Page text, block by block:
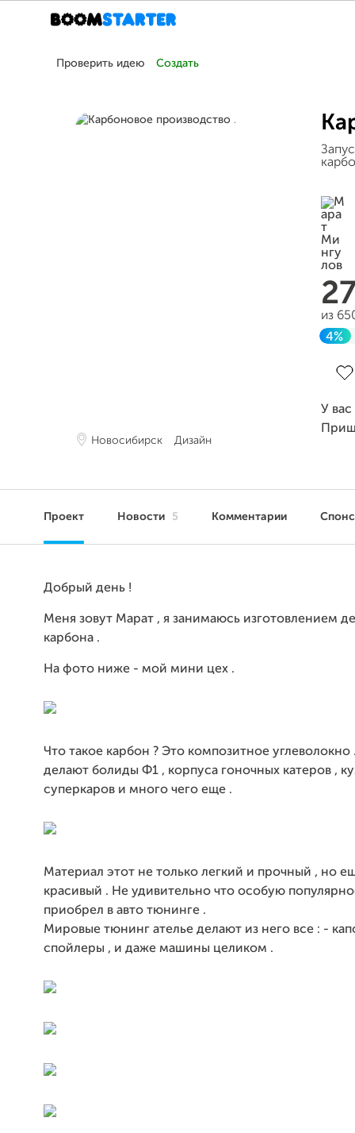
Проверить идею Создать
Новосибирск Дизайн
из
4%
У
Проект Новости 5 Комментарии
Добрый день !
Меня зовут Марат , я занимаюсь изготовлением
карбона .
На фото ниже - мой мини цех .
Что такое карбон ? Это композитное углеволокно
делают болиды Ф1 , корпуса гоночных катеров ,
суперкаров и много чего еще .
Материал этот не только легкий и прочный , но
красивый . Не удивительно что особую
приобрел в авто тюнинге .
Мировые тюнинг ателье делают из него все : -
спойлеры , и даже машины целиком .